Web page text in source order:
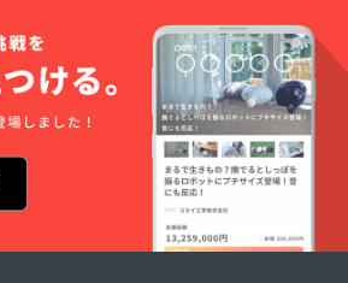
ザイン
決定後
の修正
は2回以
内とな
りま
す。 ※
修正が2
回以上
の場合
料金が
援も大
歓迎で
す ※ 応
援コメ
ントも
励みに
なりま
す
ギャラ
リーカ
フェふ
くのオ
リジナ
ル商品
です ・
名称：
みその
シェ・
ズ：
10cm×
14.8cm
・5種×1
枚 ■
アート
ブック
詳細 作
品名1：
dau?
/A5サイ
ズ 24